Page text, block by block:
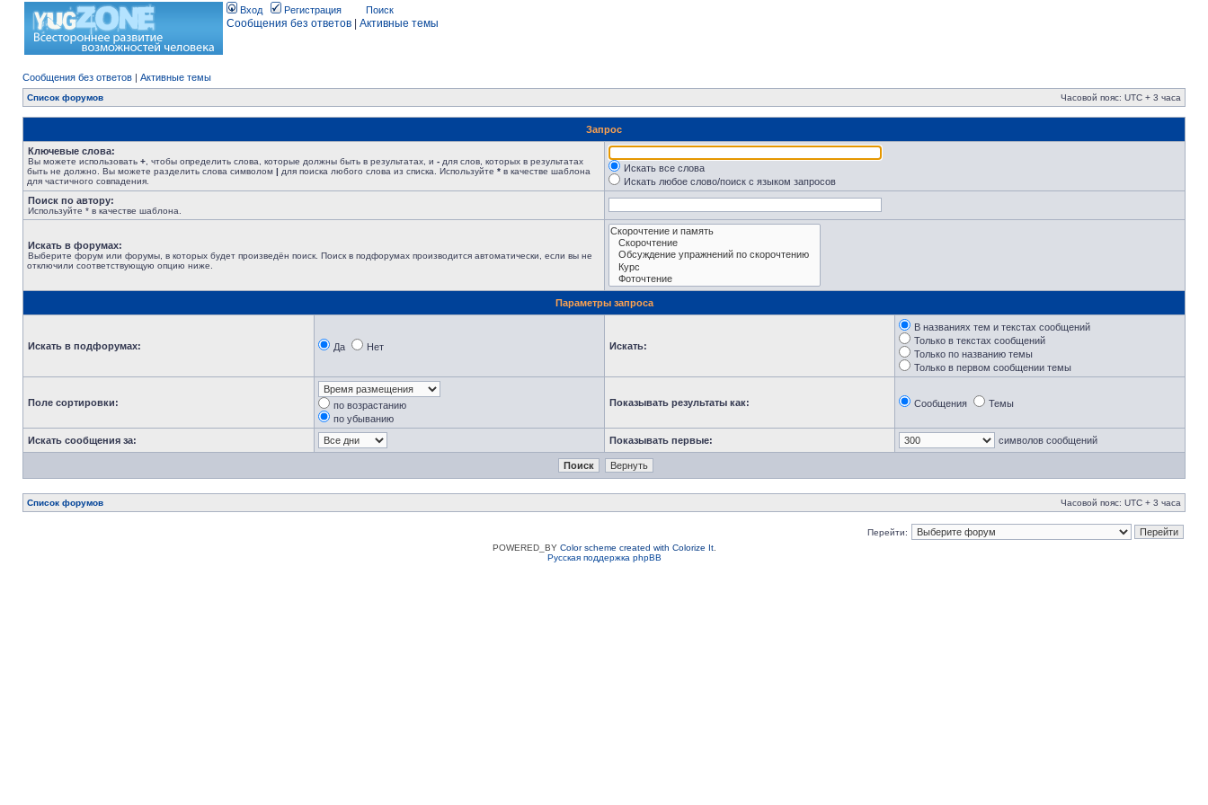
Вход Регистрация Поиск
Сообщения без ответов Активные темы
Сообщения без ответов | Активные темы
Список форумов Часовой пояс: UTC + 3 часа
Запрос
Ключевые слова:
Вы можете использовать + , чтобы определить слова, которые должны быть в результатах, и - для слов, которых в результатах
быть не должно. Вы можете разделить слова символом | для поиска любого слова из списка. Используйте * в качестве шаблона
для частичного совпадения.
Искать все слова
Искать любое слово/поиск с языком запросов
Поиск по автору:
Используйте * в качестве шаблона.
Искать в форумах:
Выберите форум или форумы, в которых будет произведён поиск. Поиск в подфорумах производится автоматически, если вы не
отключили соответствующую опцию ниже.
Параметры запроса
Искать в подфорумах: Да Нет Искать:
В названиях тем и текстах сообщений
Только в текстах сообщений
Только по названию темы
Только в первом сообщении темы
Поле сортировки:
по возрастанию
по убыванию
Показывать результаты как: Сообщения Темы
Искать сообщения за: Показывать первые: символов сообщений
Список форумов Часовой пояс: UTC + 3 часа
Перейти:
POWERED_BY Color scheme created with Colorize It.
Русская поддержка phpBB